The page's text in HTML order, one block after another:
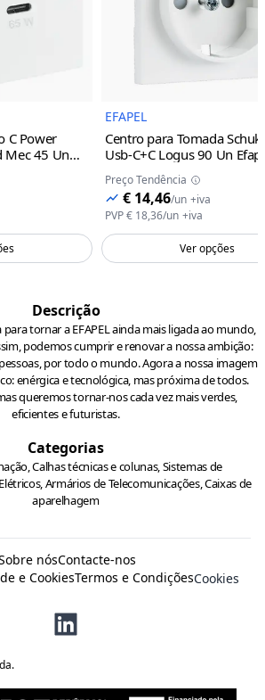
do Produto
C Power
Mec 45 Un
EFAPEL
Centro para Tomada
Usb-C+C Logus 90 Un
Preço Tendência
€ 14,46/un +iva
PVP€ 18,36/un +iva
Ver opções
Descrição
tornar a EFAPEL ainda mais ligada ao mundo,
podemos cumprir e renovar a nossa ambição:
por todo o mundo. Agora a nossa imagem
enérgica e tecnológica, mas próxima de todos.
queremos tornar-nos cada vez mais verdes,
eficientes e futuristas.
Categorias
Calhas técnicas e colunas, Sistemas de
Armários de Telecomunicações, Caixas de
aparelhagem
nósContacte-nos
e CookiesTermos e CondiçõesCookies